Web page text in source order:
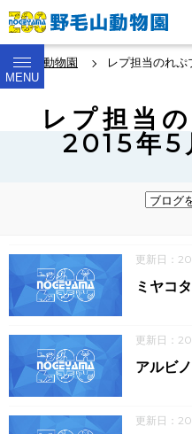
MENU
野毛山動物園 レプ担当のれぷ
レプ担当
2015年5
更新日：
ミヤコ
更新日：
アルビ
更新日：